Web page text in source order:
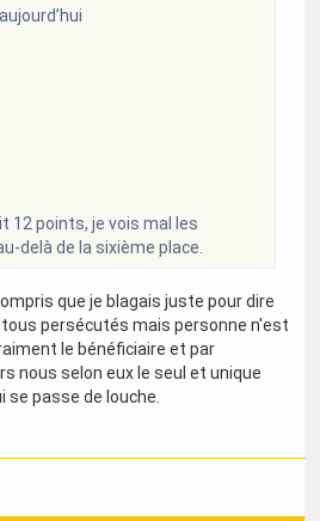
12 points, je vois mal les
delà de la sixième place.
que je blagais juste pour dire
persécutés mais personne n'est
le bénéficiaire et par
nous selon eux le seul et unique
se passe de louche.